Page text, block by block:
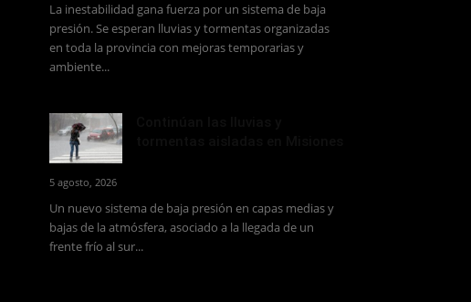
La inestabilidad gana fuerza por un sistema de baja
presión. Se esperan lluvias y tormentas organizadas
en toda la provincia con mejoras temporarias y
ambiente...
5 agosto, 2026
Un nuevo sistema de baja presión en capas medias y
bajas de la atmósfera, asociado a la llegada de un
frente frío al sur...